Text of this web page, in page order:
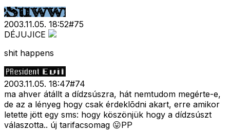
2003.11.05. 18:52#75
DÉJUJICE
shit happens
2003.11.05. 18:47#74
ma ahver átállt a dídzsúszra, hát nemtudom megérte-e,
de az a lényeg hogy csak érdeklõdni akart, erre amikor
letette jött egy sms: hogy köszönjük hogy a dídzsúszt
válaszotta.. új tarifacsomag 😛PP